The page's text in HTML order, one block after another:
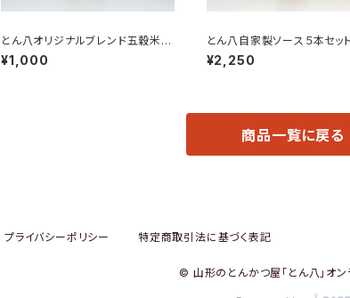
とん八オリジナルブレンド五穀米
（米５合分・1袋90g×5）
¥1,000
とん八自家製ソース５本セット
180ml）
¥2,250
商品一覧に戻る
プライバシーポリシー 特定商取引法に基づく表記
© 山形のとんかつ屋「とん八」オン